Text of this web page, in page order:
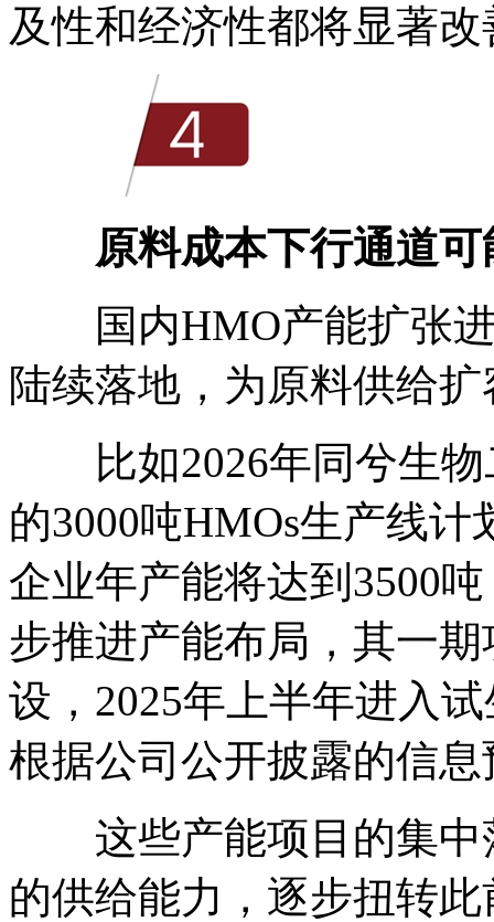
及性和经济性都将显著改
原料成本下行通道
国内HMO产能扩张进
陆续落地，为原料供给
比如2026年同兮生物
的3000吨HMOs生产线
企业年产能将达到3500
步推进产能布局，其一
设，2025年上半年进入
根据公司公开披露的信
这些产能项目的集中
的供给能力，逐步扭转